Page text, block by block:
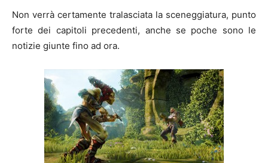
Non verrà certamente tralasciata la sceneggiatura, punto
forte dei capitoli precedenti, anche se poche sono le
notizie giunte fino ad ora.